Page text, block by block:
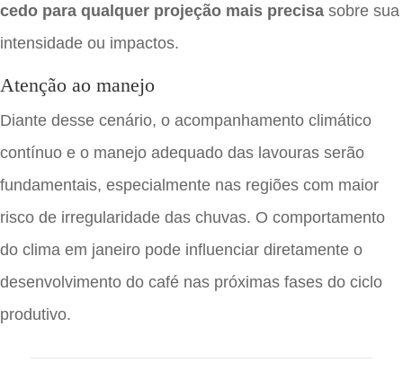
cedo para qualquer projeção mais precisa sobre sua
intensidade ou impactos.
Atenção ao manejo
Diante desse cenário, o acompanhamento climático
contínuo e o manejo adequado das lavouras serão
fundamentais, especialmente nas regiões com maior
risco de irregularidade das chuvas. O comportamento
do clima em janeiro pode influenciar diretamente o
desenvolvimento do café nas próximas fases do ciclo
produtivo.